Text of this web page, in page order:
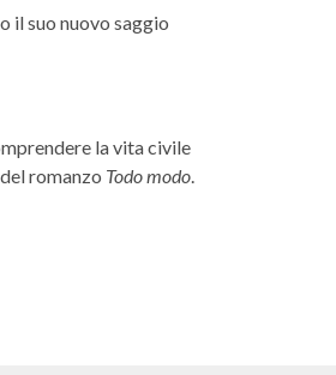
il suo nuovo saggio
la vita civile
romanzo Todo modo.